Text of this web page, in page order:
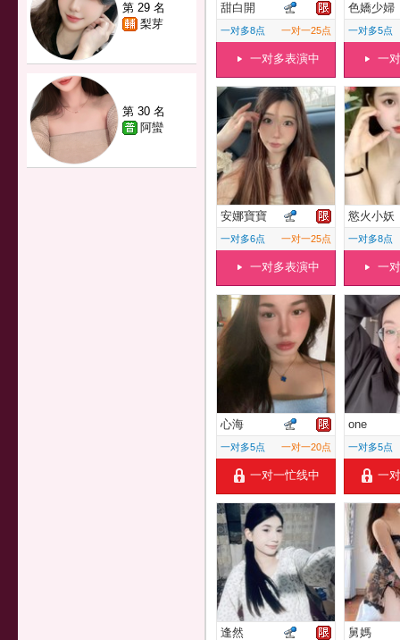
第 29 名
梨芽
第 30 名
阿蠻
甜白開
一对多8点 一对一25点
一对多表演中
色嬌少婦
一对多5点
一
安娜寶寶
一对多6点 一对一25点
一对多表演中
慾火小妖
一对多8点
一
心海
一对多5点 一对一20点
一对一忙线中
one
一对多5点
一
逢然 舅媽